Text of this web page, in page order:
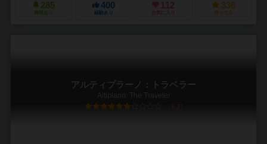
285
興味あり
400
経験あり
112
お気に入り
336
持ってる
アルティプラーノ：トラベラー
Altiplano: The Traveler
6.2